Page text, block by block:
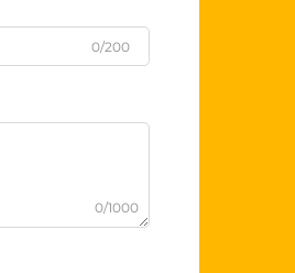
0/200
0/1000